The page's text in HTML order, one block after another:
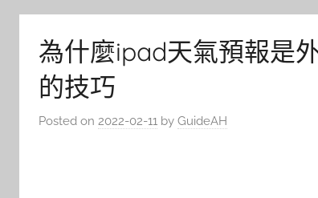
為什麼ipad天氣預報是
的技巧
Posted on 2022-02-11 by GuideAH